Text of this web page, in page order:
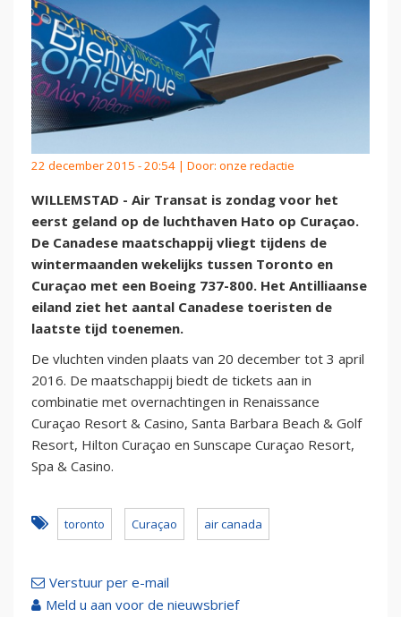
22 december 2015 - 20:54 | Door: onze redactie
WILLEMSTAD - Air Transat is zondag voor het
eerst geland op de luchthaven Hato op Curaçao.
De Canadese maatschappij vliegt tijdens de
wintermaanden wekelijks tussen Toronto en
Curaçao met een Boeing 737-800. Het Antilliaanse
eiland ziet het aantal Canadese toeristen de
laatste tijd toenemen.
De vluchten vinden plaats van 20 december tot 3 april
2016. De maatschappij biedt de tickets aan in
combinatie met overnachtingen in Renaissance
Curaçao Resort & Casino, Santa Barbara Beach & Golf
Resort, Hilton Curaçao en Sunscape Curaçao Resort,
Spa & Casino.
toronto Curaçao air canada
Verstuur per e-mail
Meld u aan voor de nieuwsbrief